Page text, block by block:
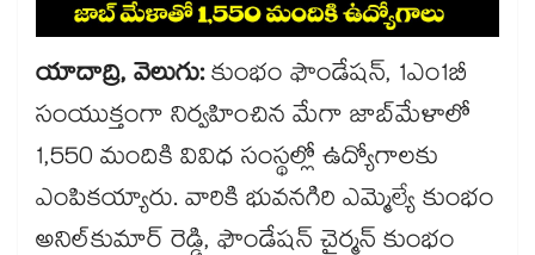
యాదాద్రి, వెలుగు:కుంభం ఫౌండేషన్​, 1ఎం1బీ
సంయుక్తంగా నిర్వహించిన మేగా జాబ్​మేళాలో
1,550 మందికి వివిధ సంస్థల్లో ఉద్యోగాలకు
ఎంపికయ్యారు. వారికి భువనగిరి ఎమ్మెల్యే కుంభం
అనిల్​కుమార్​ రెడ్డి, ఫౌండేషన్​ చైర్మన్​ కుంభం